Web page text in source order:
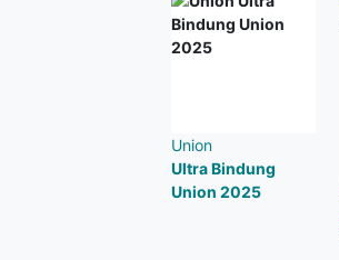
Union
Ultra Bindung
Union 2025